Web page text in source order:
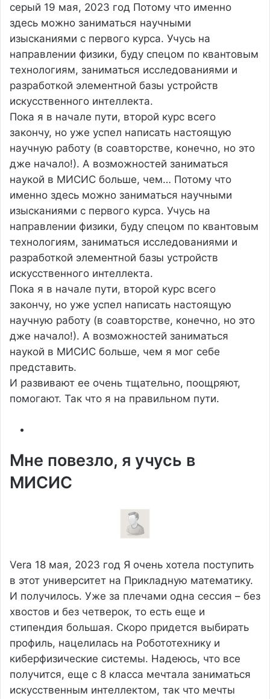
серый 19 мая, 2023 год Потому что именно
здесь можно заниматься научными
изысканиями с первого курса. Учусь на
направлении физики, буду спецом по квантовым
технологиям, заниматься исследованиями и
разработкой элементной базы устройств
искусственного интеллекта.
Пока я в начале пути, второй курс всего
закончу, но уже успел написать настоящую
научную работу (в соавторстве, конечно, но это
дже начало!). А возможностей заниматься
наукой в МИСИС больше, чем… Потому что
именно здесь можно заниматься научными
изысканиями с первого курса. Учусь на
направлении физики, буду спецом по квантовым
технологиям, заниматься исследованиями и
разработкой элементной базы устройств
искусственного интеллекта.
Пока я в начале пути, второй курс всего
закончу, но уже успел написать настоящую
научную работу (в соавторстве, конечно, но это
дже начало!). А возможностей заниматься
наукой в МИСИС больше, чем я мог себе
представить.
И развивают ее очень тщательно, поощряют,
помогают. Так что я на правильном пути.
Мне повезло, я учусь в
МИСИС
Vera 18 мая, 2023 год Я очень хотела поступить
в этот университет на Прикладную математику.
И получилось. Уже за плечами одна сессия – без
хвостов и без четверок, то есть еще и
стипендия большая. Скоро придется выбирать
профиль, нацелилась на Робототехнику и
киберфизические системы. Надеюсь, что все
получится, еще с 8 класса мечтала заниматься
искусственным интеллектом, так что мечты